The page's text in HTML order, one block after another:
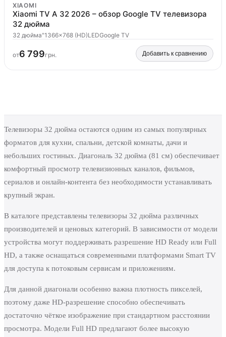
XIAOMI
Xiaomi TV A 32 2026 – обзор Google TV телевизора
32 дюйма
32 дюйма"1366x768 (HD)LEDGoogle TV
от6 799грн. Добавить к сравнению
Телевизоры 32 дюйма остаются одним из самых популярных
форматов для кухни, спальни, детской комнаты, дачи и
небольших гостиных. Диагональ 32 дюйма (81 см) обеспечивает
комфортный просмотр телевизионных каналов, фильмов,
сериалов и онлайн-контента без необходимости устанавливать
крупный экран.
В каталоге представлены телевизоры 32 дюйма различных
производителей и ценовых категорий. В зависимости от модели
устройства могут поддерживать разрешение HD Ready или Full
HD, а также оснащаться современными платформами Smart TV
для доступа к потоковым сервисам и приложениям.
Для данной диагонали особенно важна плотность пикселей,
поэтому даже HD-разрешение способно обеспечивать
достаточно чёткое изображение при стандартном расстоянии
просмотра. Модели Full HD предлагают более высокую